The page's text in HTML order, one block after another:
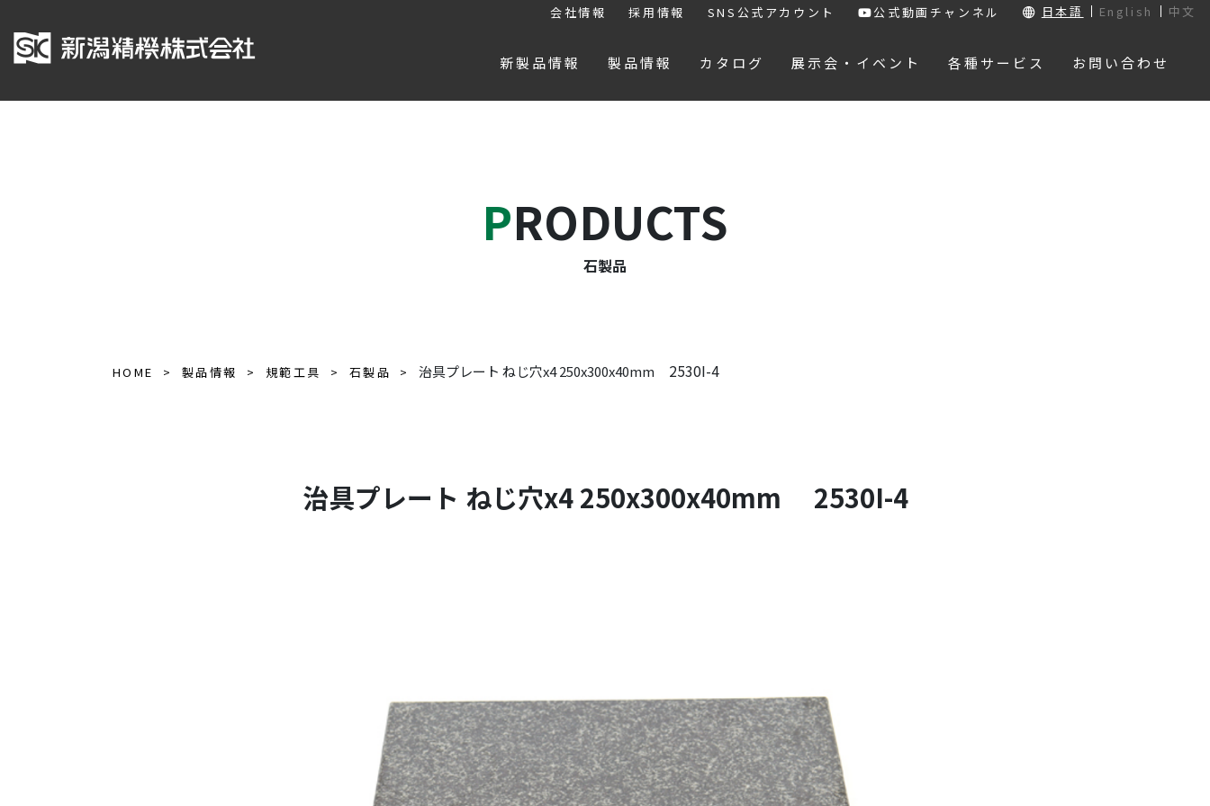
会社情報 採用情報 SNS公式アカウント 公式動画チャンネル 日本語 English 中文
新製品情報 製品情報 カタログ 展示会・イベント 各種サービス お問い合わせ
PRODUCTS
石製品
HOME 製品情報 規範工具 石製品 治具プレート ねじ穴x4 250x300x40mm 2530I-4
治具プレート ねじ穴x4 250x300x40mm 2530I-4